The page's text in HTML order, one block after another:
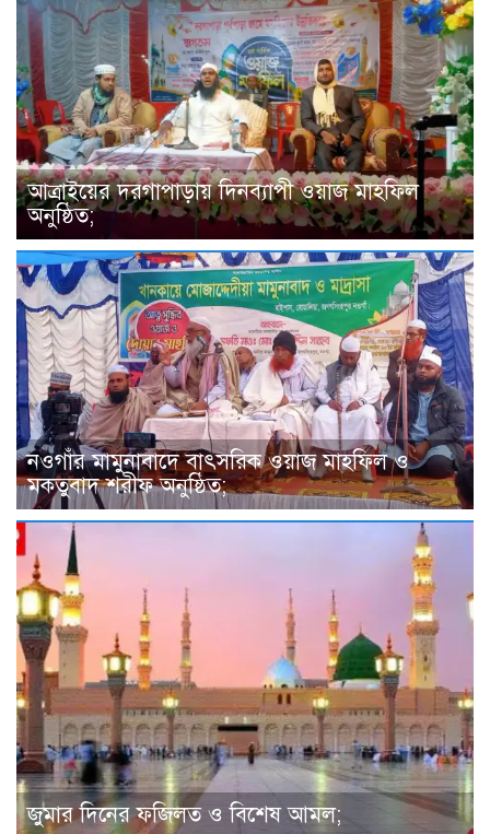
আত্রাইয়ের দরগাপাড়ায় দিনব্যাপী ওয়াজ মাহফিল
অনুষ্ঠিত;
নওগাঁর মামুনাবাদে বাৎসরিক ওয়াজ মাহফিল ও
মকতুবাদ শরীফ অনুষ্ঠিত;
জুমার দিনের ফজিলত ও বিশেষ আমল;